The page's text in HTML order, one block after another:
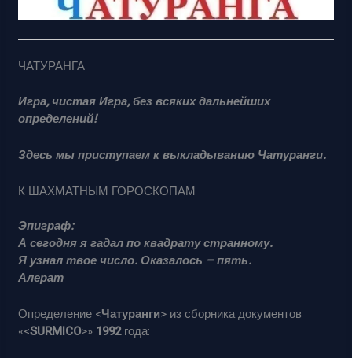
ЧАТУРАНГА
Игра, чистая Игра, без всяких дальнейших
определений!
Здесь мы приступаем к выкладыванию Чатуранги.
К ШАХМАТНЫМ ГОРОСКОПАМ
Эпиграф:
А сегодня я гадал по квадрату странному.
Я узнал твое число. Оказалось – пять.
Алерат
Определение <Чатуранги> из сборника документов
«<SURMICO>» 1992года: